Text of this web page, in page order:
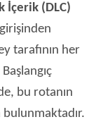
İçerik (DLC)
tarafının her
bu rotanın
bulunmaktadır.